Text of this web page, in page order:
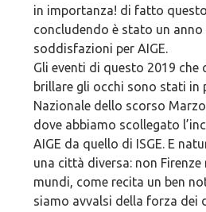
in importanza! di fatto
concludendo è stato un
soddisfazioni per AIGE.
Gli eventi di questo 2019 che
brillare gli occhi sono stati in
Nazionale dello scorso
dove abbiamo scollegato
AIGE da quello di ISGE. E
una città diversa: non
mundi, come recita un ben
siamo avvalsi della forza dei